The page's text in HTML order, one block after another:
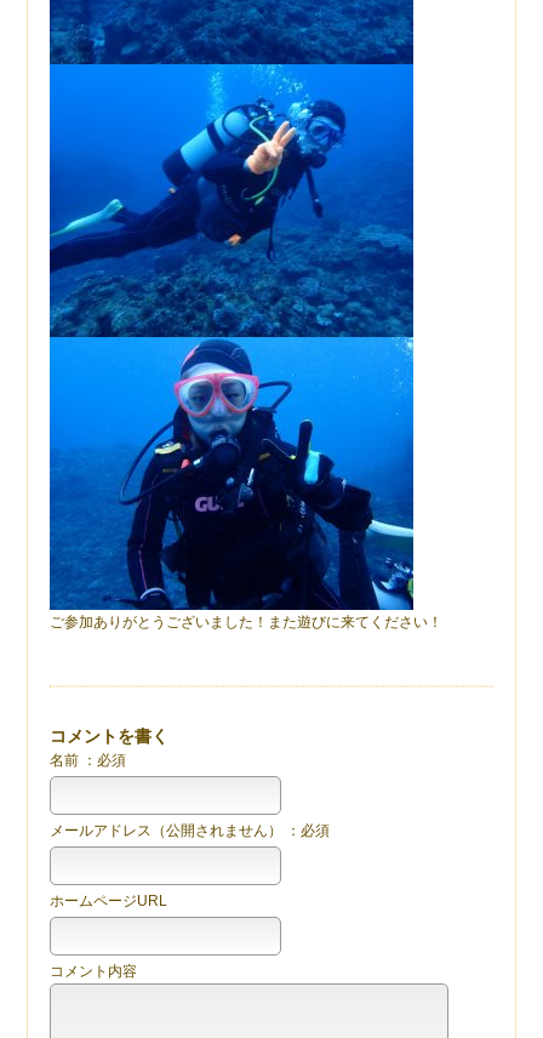
ご参加ありがとうございました！また遊びに来てください！
コメントを書く
名前 ：必須
メールアドレス（公開されません） ：必須
ホームページURL
コメント内容